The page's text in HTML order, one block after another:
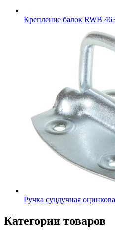
Крепление балок RWB
Ручка сундучная
Категории товаров